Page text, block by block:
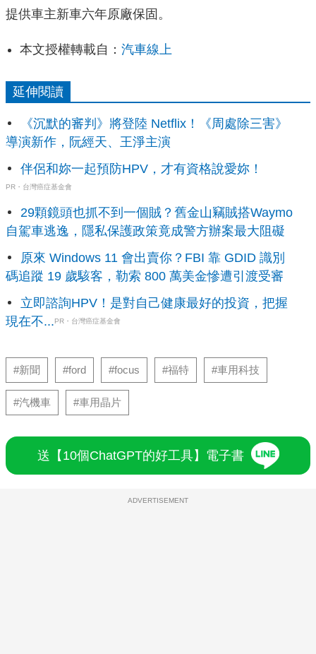
提供車主新車六年原廠保固。
本文授權轉載自： 汽車線上
延伸閱讀
《沉默的審判》將登陸 Netflix！《周處除三害》
導演新作，阮經天、王淨主演
伴侶和妳一起預防HPV，才有資格說愛妳！
PR・台灣癌症基金會
29顆鏡頭也抓不到一個賊？舊金山竊賊搭Waymo
自駕車逃逸，隱私保護政策竟成警方辦案最大阻礙
原來 Windows 11 會出賣你？FBI 靠 GDID 識別
碼追蹤 19 歲駭客，勒索 800 萬美金慘遭引渡受審
立即諮詢HPV！是對自己健康最好的投資，把握
現在不...PR・台灣癌症基金會
#新聞 #ford #focus #福特 #車用科技
#汽機車 #車用晶片
送【10個ChatGPT的好工具】電子書
ADVERTISEMENT